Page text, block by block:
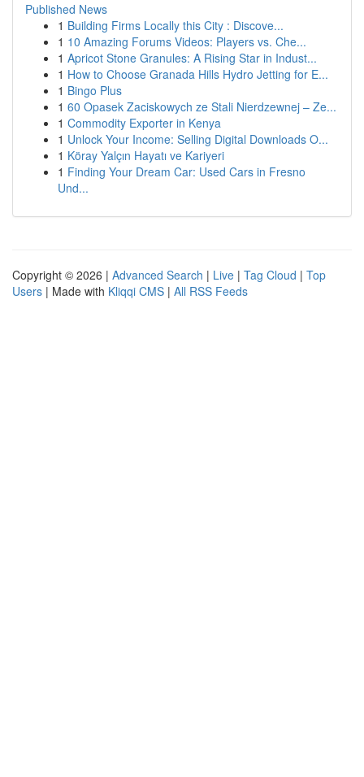
Published News
1 Building Firms Locally this City : Discove...
1 10 Amazing Forums Videos: Players vs. Che...
1 Apricot Stone Granules: A Rising Star in Indust...
1 How to Choose Granada Hills Hydro Jetting for E...
1 Bingo Plus
1 60 Opasek Zaciskowych ze Stali Nierdzewnej – Ze...
1 Commodity Exporter in Kenya
1 Unlock Your Income: Selling Digital Downloads O...
1 Köray Yalçın Hayatı ve Kariyeri
1 Finding Your Dream Car: Used Cars in Fresno
Und...
Copyright © 2026 | Advanced Search | Live | Tag Cloud | Top
Users | Made with Kliqqi CMS | All RSS Feeds